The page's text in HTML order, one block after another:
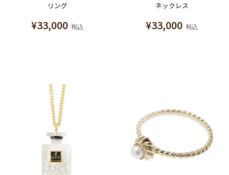
リング
¥33,000 税込
ネックレス
¥33,000 税込